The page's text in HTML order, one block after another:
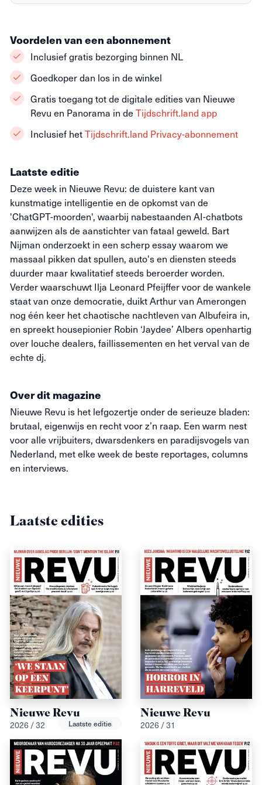
Laatste editie
Deze week in Nieuwe Revu: de duistere kant van
kunstmatige intelligentie en de opkomst van de
'ChatGPT-moorden', waarbij nabestaanden AI-chatbots
aanwijzen als de aanstichter van fataal geweld. Bart
Nijman onderzoekt in een scherp essay waarom we
massaal pikken dat spullen, auto's en diensten steeds
duurder maar kwalitatief steeds beroerder worden.
Verder waarschuwt Ilja Leonard Pfeijffer voor de wankele
staat van onze democratie, duikt Arthur van Amerongen
nog één keer het chaotische nachtleven van Albufeira in,
en spreekt housepionier Robin ‘Jaydee’ Albers openhartig
over louche dealers, faillissementen en het verval van de
echte dj.
Over dit magazine
Nieuwe Revu is het lefgozertje onder de serieuze bladen:
brutaal, eigenwijs en recht voor z’n raap. Een warm nest
voor alle vrijbuiters, dwarsdenkers en paradijsvogels van
Nederland, met elke week de beste reportages, columns
en interviews.
Voordelen van een abonnement
Inclusief gratis bezorging binnen NL
Goedkoper dan los in de winkel
Gratis toegang tot de digitale edities van Nieuwe
Revu en Panorama in de Tijdschrift.land app
Inclusief hetTijdschrift.land Privacy-abonnement
Laatste edities
Nieuwe Revu
2026 / 32 Laatste editie
Nieuwe Revu
2026 / 31